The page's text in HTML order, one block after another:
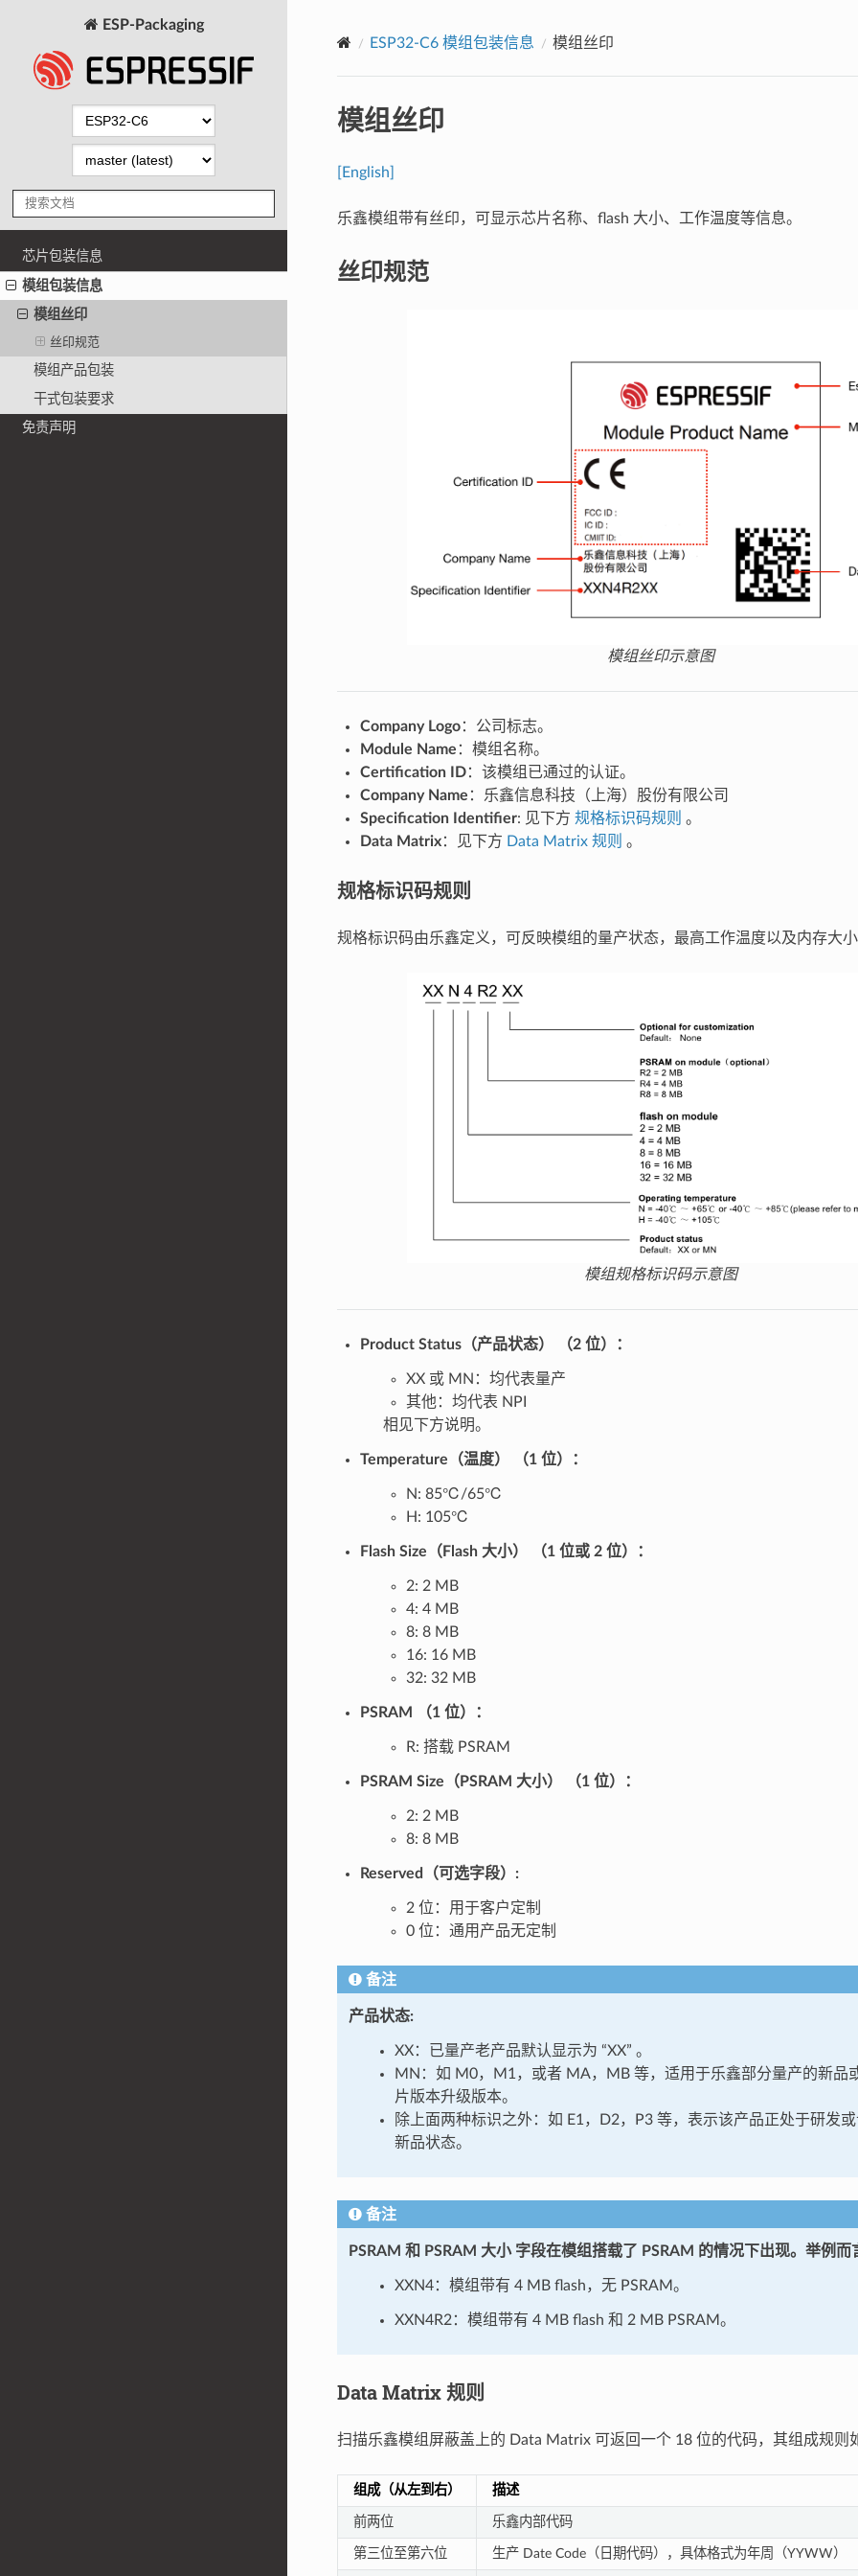
ESP-Packaging
芯片包装信息
模组包装信息
模组丝印
丝印规范
模组产品包装
干式包装要求
免责声明
ESP32-C6 模组包装信息 模组丝印
模组丝印
[English]
乐鑫模组带有丝印，可显示芯片名称、flash 大小、工作温度等信息。
丝印规范
模组丝印示意图
Company Logo：公司标志。
Module Name ：模组名称。
Certification ID：该模组已通过的认证。
Company Name ：乐鑫信息科技（上海）股份有限公司
Specification Identifier: 见下方 规格标识码规则 。
Data Matrix：见下方 Data Matrix 规则 。
规格标识码规则
规格标识码由乐鑫定义，可反映模组的量产状态，最⾼⼯作温度以及内存⼤
模组规格标识码示意图
Product Status（产品状态） （2 位）：
XX 或 MN：均代表量产
其他：均代表 NPI
相见下方说明。
Temperature（温度） （1 位）：
N: 85℃/65℃
H: 105℃
Flash Size（Flash 大小） （1 位或 2 位）：
2: 2 MB
4: 4 MB
8: 8 MB
16: 16 MB
32: 32 MB
PSRAM （1 位）：
R: 搭载 PSRAM
PSRAM Size（PSRAM 大小） （1 位）：
2: 2 MB
8: 8 MB
Reserved（可选字段） :
2 位：用于客户定制
0 位：通用产品无定制
备注
产品状态:
XX：已量产⽼产品默认显示为 “XX” 。
MN：如 M0，M1，或者 MA，MB 等，适⽤于乐鑫部分量产的新品
片版本升级版本。
除上⾯两种标识之外：如 E1，D2，P3 等，表示该产品正处于研发
新品状态。
备注
PSRAM 和 PSRAM 大小字段在模组搭载了 PSRAM 的情况下出现。举例⽽
XXN4：模组带有 4 MB flash，⽆ PSRAM。
XXN4R2：模组带有 4 MB flash 和 2 MB PSRAM。
Data Matrix 规则
扫描乐鑫模组屏蔽盖上的 Data Matrix 可返回⼀个 18 位的代码，其组成规则
组成（从左到右） 描述
前两位 乐鑫内部代码
第三位至第六位 ⽣产 Date Code（日期代码），具体格式为年周（YYWW）